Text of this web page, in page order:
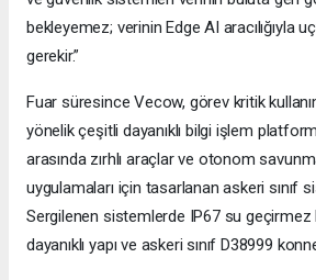
bekleyemez; verinin Edge AI aracılığıyla
gerekir.”
Fuar süresince Vecow, görev kritik
yönelik çeşitli dayanıklı bilgi işlem
arasında zırhlı araçlar ve otonom
uygulamaları için tasarlanan askeri sınıf
Sergilenen sistemlerde IP67 su
dayanıklı yapı ve askeri sınıf D38999